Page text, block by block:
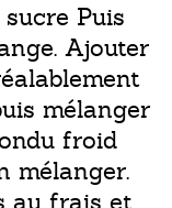
Puis
Ajouter
mélanger
froid
mélanger.
au frais et